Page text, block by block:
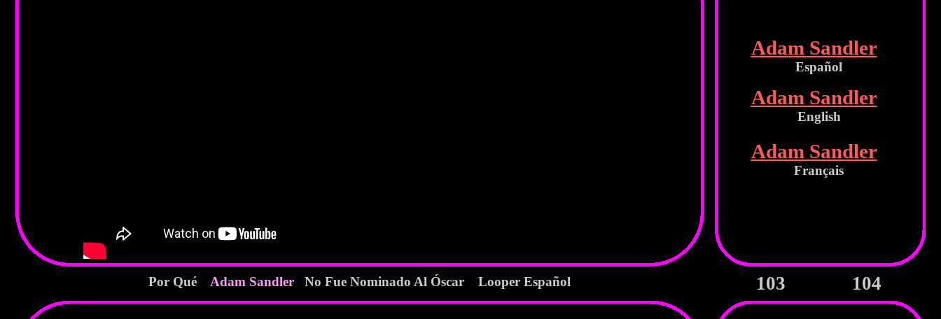
Adam Sandler
Español
Adam Sandler
English
Adam Sandler
Français
103 104
Por Qué Adam Sandler No Fue Nominado Al Óscar Looper Español